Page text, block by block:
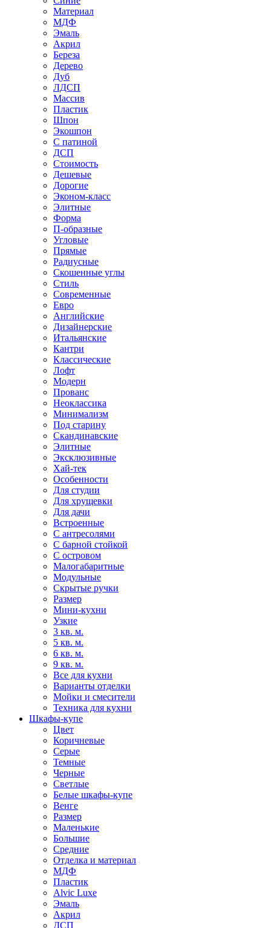
Материал
МДФ
Эмаль
Акрил
Береза
Дерево
Дуб
ЛДСП
Массив
Пластик
Шпон
Экошпон
С патиной
ДСП
Стоимость
Дешевые
Дорогие
Эконом-класс
Элитные
Форма
П-образные
Угловые
Прямые
Радиусные
Скошенные углы
Стиль
Современные
Евро
Английские
Дизайнерские
Итальянские
Кантри
Классические
Лофт
Модерн
Прованс
Неоклассика
Минимализм
Под старину
Скандинавские
Элитные
Эксклюзивные
Хай-тек
Особенности
Для студии
Для хрущевки
Для дачи
Встроенные
С антресолями
С барной стойкой
С островом
Малогабаритные
Модульные
Скрытые ручки
Размер
Мини-кухни
Узкие
3 кв. м.
5 кв. м.
6 кв. м.
9 кв. м.
Все для кухни
Варианты отделки
Мойки и смесители
Техника для кухни
Шкафы-купе
Цвет
Коричневые
Серые
Темные
Черные
Светлые
Белые шкафы-купе
Венге
Размер
Маленькие
Большие
Средние
Отделка и материал
МДФ
Пластик
Alvic Luxe
Эмаль
Акрил
ДСП